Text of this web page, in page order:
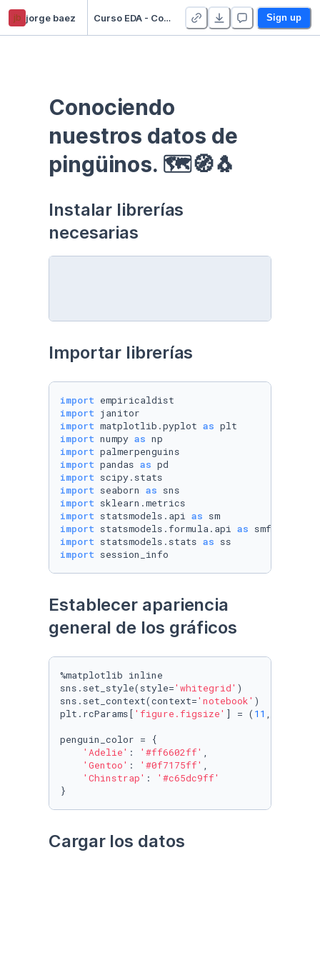
jb jorge baez Curso EDA - Communication - Duplicate Sign up
Conociendo
nuestros datos de
pingüinos. 🗺🧭🐧
Instalar librerías
necesarias
Importar librerías
import
import
import matplotlib.pyplot as
import numpy as
import
import pandas as
import
import seaborn as
import
import statsmodels.api as
import statsmodels.formula.api as
import statsmodels.stats as
import session_info
Establecer apariencia
general de los gráficos
%matplotlib inline
sns.set_style(style='whitegrid' )
sns.set_context(context='notebook' )
plt.rcParams[ 'figure.figsize' ] = ( 11 ,
penguin_color = {
'Adelie' : '#ff6602ff' ,
'Gentoo' : '#0f7175ff' ,
'Chinstrap' :
'#c65dc9ff'
}
Cargar los datos